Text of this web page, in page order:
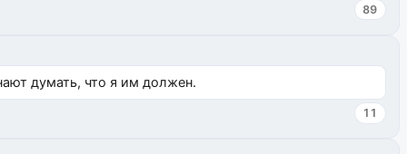
89
думать, что я им должен.
11